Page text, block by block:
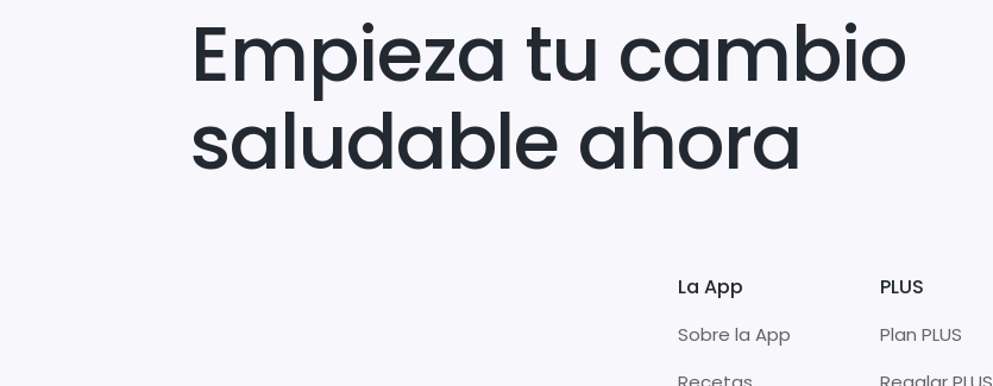
Empieza tu cambio
saludable ahora
La App
Sobre la App
PLUS
Plan PLUS